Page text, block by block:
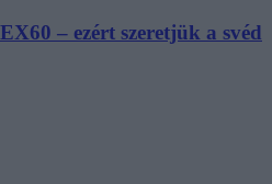
– ezért szeretjük a svéd